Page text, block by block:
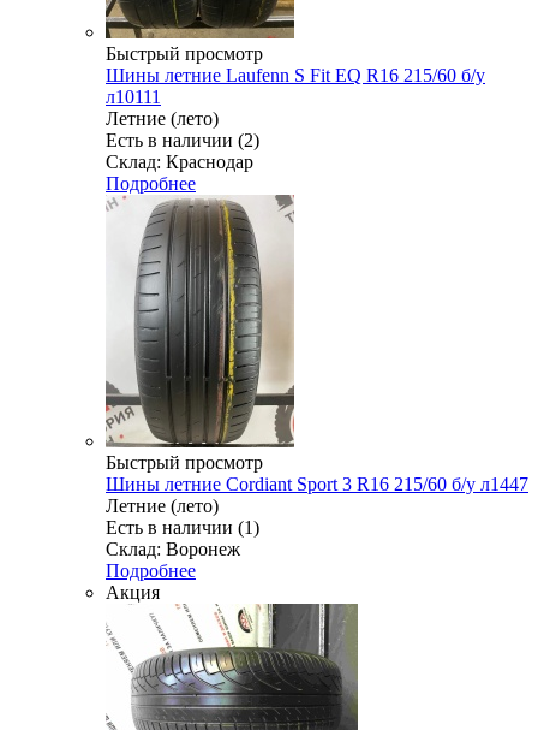
Быстрый просмотр
Шины летние Laufenn S Fit EQ R16 215/60 б/у
л10111
Летние (лето)
Есть в наличии (2)
Склад: Краснодар
Подробнее
Быстрый просмотр
Шины летние Cordiant Sport 3 R16 215/60 б/у л1447
Летние (лето)
Есть в наличии (1)
Склад: Воронеж
Подробнее
Акция